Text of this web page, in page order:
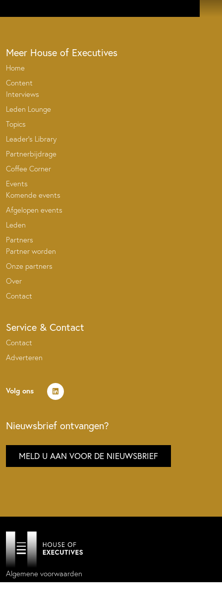
Meer House of Executives
Home
Content
Interviews
Leden Lounge
Topics
Leader’s Library
Partnerbijdrage
Coffee Corner
Events
Komende events
Afgelopen events
Leden
Partners
Partner worden
Onze partners
Over
Contact
Service & Contact
Contact
Adverteren
Volg ons
Nieuwsbrief ontvangen?
MELD U AAN VOOR DE NIEUWSBRIEF
Algemene voorwaarden
Privacy policy